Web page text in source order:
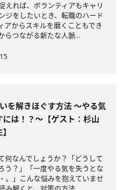
えれば、ボランティアもキャリ
ジをしたいとき、転職のハード
アからスキルを磨くこともでき
らつながる新たな人脈...
を解きほぐす方法 〜やる気
には！？〜【ゲスト：杉山
何なんでしょうか？「どうして
う？」「一度やる気を失うとな
。」こんな悩みを抱えていませ